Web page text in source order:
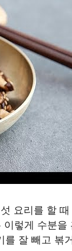
요리를 할
렇게 수분을
잘 빼고 볶